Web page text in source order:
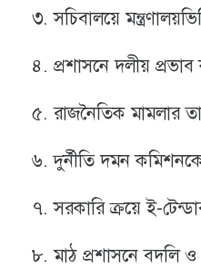
৩. সচিবালয়ে
৪. প্রশাসনে দলীয় প্রভাব
৫. রাজনৈতিক মামলার
৬. দুর্নীতি দমন
৭. সরকারি ক্রয়ে ই-
৮. মাঠ প্রশাসনে বদলি ও